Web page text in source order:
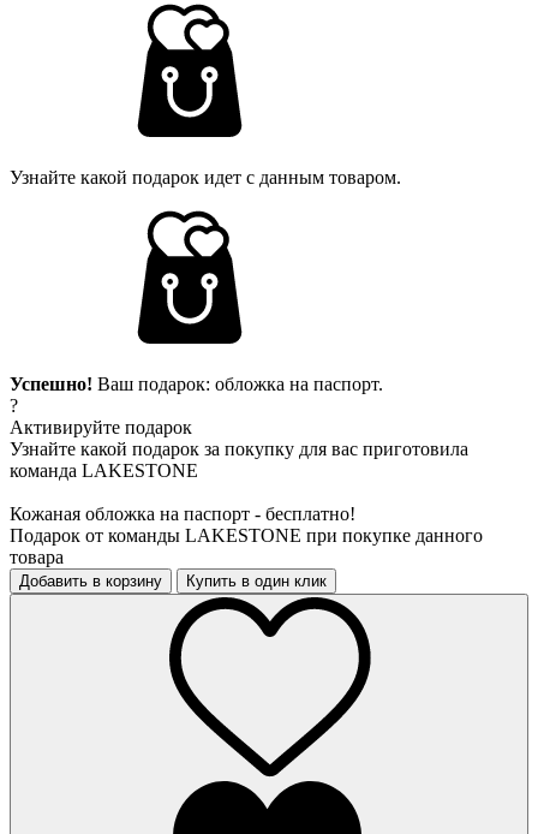
Узнайте какой подарок идет с данным товаром.
Успешно! Ваш подарок: обложка на паспорт.
?
Активируйте подарок
Узнайте какой подарок за покупку для вас приготовила
команда LAKESTONE
Кожаная обложка на паспорт - бесплатно!
Подарок от команды LAKESTONE при покупке данного
товара
Добавить в корзину Купить в один клик